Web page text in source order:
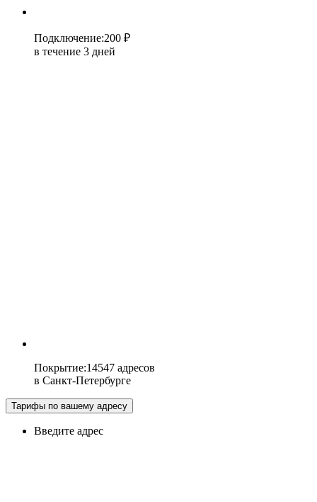
Подключение:200 ₽
в течение 3 дней
Покрытие:14547 адресов
в Санкт-Петербурге
Тарифы по вашему адресу
Введите адрес